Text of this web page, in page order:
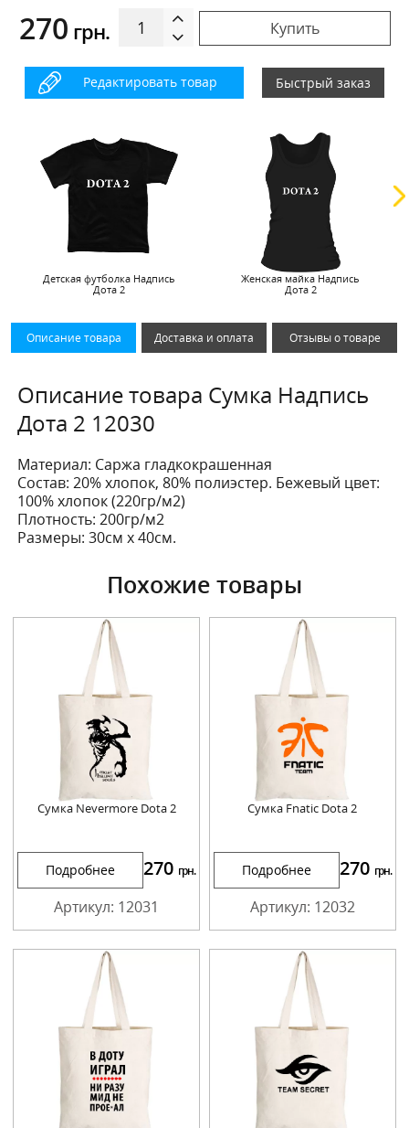
270 грн. Купить
Редактировать товар Быстрый заказ
Детская футболка Надпись
Дота 2
Женская майка Надпись
Дота 2
Описание товара Доставка и оплата Отзывы о товаре
Описание товара Сумка Надпись
Дота 2 12030
Материал: Саржа гладкокрашенная
Состав: 20% хлопок, 80% полиэстер. Бежевый цвет:
100% хлопок (220гр/м2)
Плотность: 200гр/м2
Размеры: 30см х 40см.
Похожие товары
Сумка Nevermore Dota 2
Подробнее 270 грн.
Артикул: 12031
Сумка Fnatic Dota 2
Подробнее 270 грн.
Артикул: 12032